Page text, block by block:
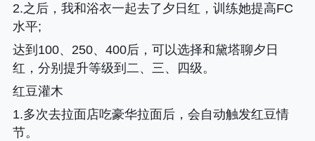
2.之后，我和浴衣一起去了夕日红，训练她提高FC
水平;
达到100、250、400后，可以选择和黛塔聊夕日
红，分别提升等级到二、三、四级。
红豆灌木
1.多次去拉面店吃豪华拉面后，会自动触发红豆情
节。